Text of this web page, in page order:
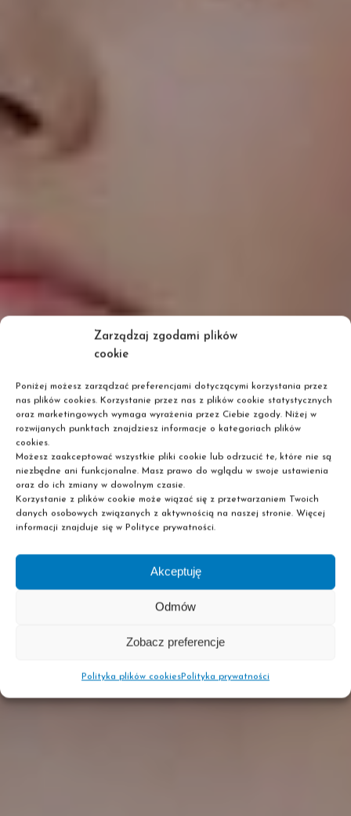
Zarządzaj zgodami plików
cookie
Poniżej możesz zarządzać preferencjami dotyczącymi korzystania przez
nas plików cookies. Korzystanie przez nas z plików cookie statystycznych
oraz marketingowych wymaga wyrażenia przez Ciebie zgody. Niżej w
rozwijanych punktach znajdziesz informacje o kategoriach plików
cookies.
Możesz zaakceptować wszystkie pliki cookie lub odrzucić te, które nie są
niezbędne ani funkcjonalne. Masz prawo do wglądu w swoje ustawienia
oraz do ich zmiany w dowolnym czasie.
Korzystanie z plików cookie może wiązać się z przetwarzaniem Twoich
danych osobowych związanych z aktywnością na naszej stronie. Więcej
informacji znajduje się w Polityce prywatności.
Akceptuję
Odmów
Zobacz preferencje
Polityka plików cookiesPolityka prywatności